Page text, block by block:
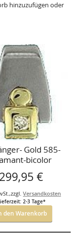
hinzuzufügen oder
Gold 585-
bicolor
299,95 €
,zzgl.Versandkosten
2-3 Tage*
den Warenkorb